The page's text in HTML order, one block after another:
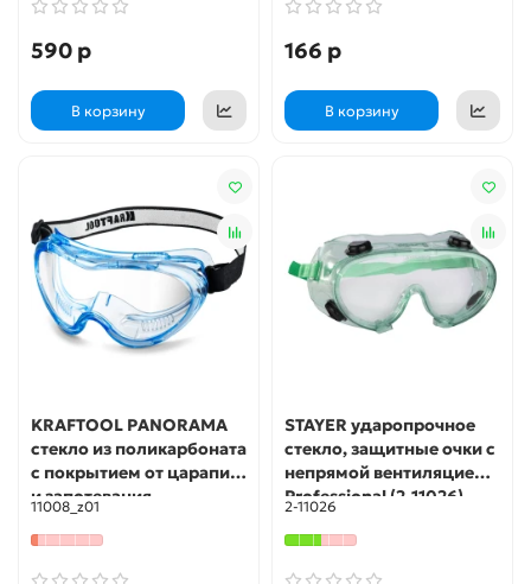
590 р
В корзину
166 р
В корзину
KRAFTOOL PANORAMA
стекло из поликарбоната
с покрытием от царапин
и запотевания,
обтюратор из PVC,
непрямая вентиляция,
11008_z01
STAYER ударопрочное
стекло, защитные очки с
непрямой вентиляцией,
Professional (2-11026)
2-11026